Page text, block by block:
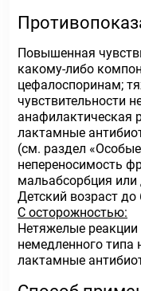
Повышенная
какому-либо
цефалоспоринам;
чувствительности
анафилактическая
лактамные
(см. раздел
непереносимость
мальабсорбция
Детский возраст до
С осторожностью:
Нетяжелые
немедленного типа
лактамные